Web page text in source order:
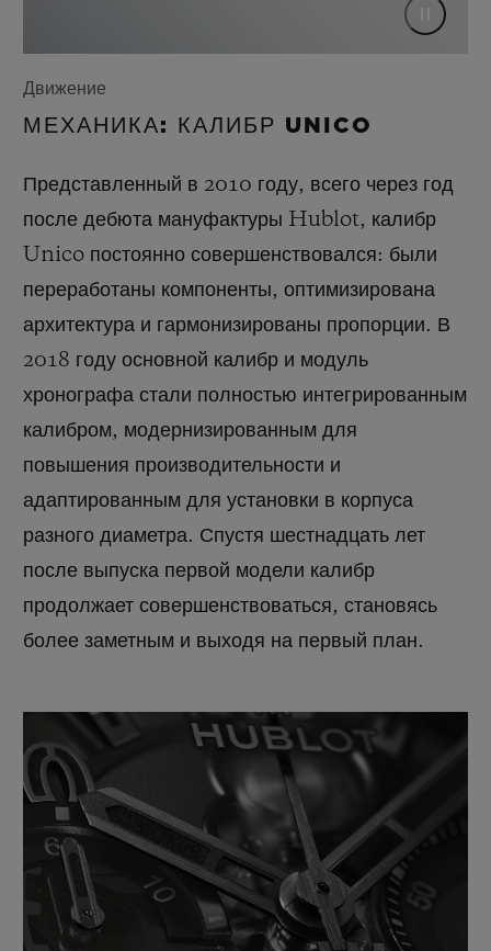
Движение
МЕХАНИКА: КАЛИБР UNICO
Представленный в 2010 году, всего через год
после дебюта мануфактуры Hublot, калибр
Unico постоянно совершенствовался: были
переработаны компоненты, оптимизирована
архитектура и гармонизированы пропорции. В
2018 году основной калибр и модуль
хронографа стали полностью интегрированным
калибром, модернизированным для
повышения производительности и
адаптированным для установки в корпуса
разного диаметра. Спустя шестнадцать лет
после выпуска первой модели калибр
продолжает совершенствоваться, становясь
более заметным и выходя на первый план.